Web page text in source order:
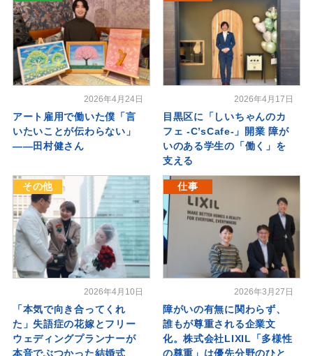
2026年4月24日
アート雇用で働いた僕「言
いたいことが伝わらない」
――田村健さん
2026年4月17日
目黒区に「しいちゃんのカ
フェ -C’sCafe-」開業 障が
いのある学生の「働く」を
支える
その他
2026年4月10日
「本気で向き合ってくれ
た」失語症の花嫁とフリー
ウェディングプランナーが
本音でぶつかった結婚式
仕事
2026年3月27日
障がいの有無に関わらず、
誰もが尊重される企業文
化。株式会社LIXIL「多様性
の尊重」は優先分野のひと